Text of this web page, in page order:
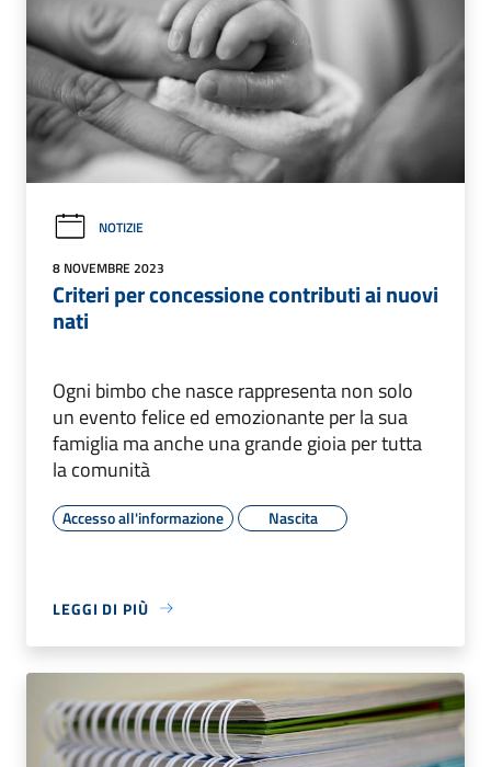
NOTIZIE
8 NOVEMBRE 2023
Criteri per concessione contributi ai nuovi
nati
Ogni bimbo che nasce rappresenta non solo
un evento felice ed emozionante per la sua
famiglia ma anche una grande gioia per tutta
la comunità
Accesso all'informazione Nascita
LEGGI DI PIÙ